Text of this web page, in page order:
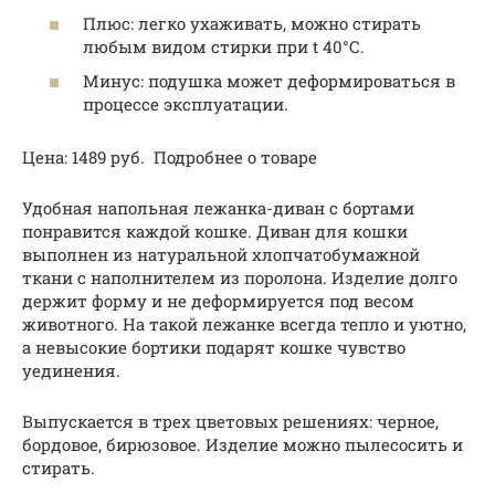
Плюс: легко ухаживать, можно стирать
любым видом стирки при t 40°С.
Минус: подушка может деформироваться в
процессе эксплуатации.
Цена: 1489 руб. Подробнее о товаре
Удобная напольная лежанка-диван с бортами
понравится каждой кошке. Диван для кошки
выполнен из натуральной хлопчатобумажной
ткани с наполнителем из поролона. Изделие долго
держит форму и не деформируется под весом
животного. На такой лежанке всегда тепло и уютно,
а невысокие бортики подарят кошке чувство
уединения.
Выпускается в трех цветовых решениях: черное,
бордовое, бирюзовое. Изделие можно пылесосить и
стирать.